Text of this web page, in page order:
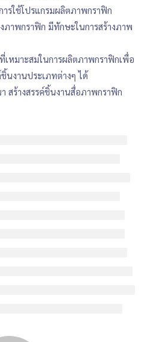
ารใช้โปรแกรมผลิตภาพกราฟิก
ภาพกราฟิก มีทักษะในการสร้างภาพ
เหมาะสมในการผลิตภาพกราฟิกเพื่อ
นงานประเภทต่างๆ ได้
สร้างสรรค์ชิ้นงานสื่อภาพกราฟิก